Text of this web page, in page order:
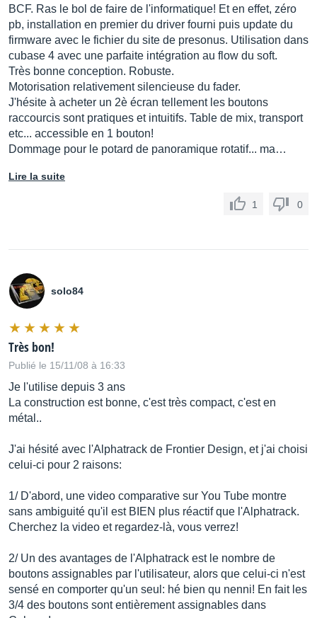
BCF. Ras le bol de faire de l'informatique! Et en effet, zéro
pb, installation en premier du driver fourni puis update du
firmware avec le fichier du site de presonus. Utilisation dans
cubase 4 avec une parfaite intégration au flow du soft.
Très bonne conception. Robuste.
Motorisation relativement silencieuse du fader.
J'hésite à acheter un 2è écran tellement les boutons
raccourcis sont pratiques et intuitifs. Table de mix, transport
etc... accessible en 1 bouton!
Dommage pour le potard de panoramique rotatif... ma…
Lire la suite
1 0
solo84
Très bon!
Publié le 15/11/08 à 16:33
Je l'utilise depuis 3 ans
La construction est bonne, c'est très compact, c'est en
métal..
J'ai hésité avec l'Alphatrack de Frontier Design, et j'ai choisi
celui-ci pour 2 raisons:
1/ D'abord, une video comparative sur You Tube montre
sans ambiguité qu'il est BIEN plus réactif que l'Alphatrack.
Cherchez la video et regardez-là, vous verrez!
2/ Un des avantages de l'Alphatrack est le nombre de
boutons assignables par l'utilisateur, alors que celui-ci n'est
sensé en comporter qu'un seul: hé bien qu nenni! En fait les
3/4 des boutons sont entièrement assignables dans